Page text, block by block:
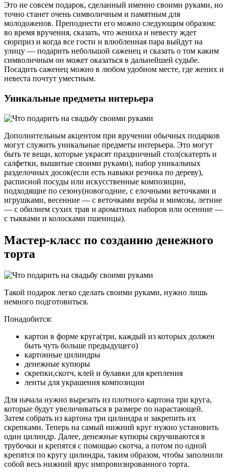
Это не совсем подарок, сделанный именно своими руками, но
точно станет очень символичным и памятным для
молодоженов. Преподнести его можно следующим образом:
во время вручения, сказать, что жениха и невесту ждет
сюрприз и когда все гости и влюбленная пара выйдут на
улицу — подарить небольшой саженец и сказать о том каким
символичным он может оказаться в дальнейшей судьбе.
Посадить саженец можно в любом удобном месте, где жених и
невеста почтут уместным.
Уникальные предметы интерьера
Дополнительным акцентом при вручении обычных подарков
могут служить уникальные предметы интерьера. Это могут
быть те вещи, которые украсят праздничный стол(скатерть и
салфетки, вышитые своими руками), набор уникальных
разделочных досок(если есть навыки резчика по дереву),
расписной посуды или искусственные композиции,
подходящие по сезону(новогодние, с елочными веточками и
игрушками, весенние — с веточками вербы и мимозы, летние
— с обилием сухих трав и ароматных наборов или осенние —
с тыквами и колосками пшеницы).
Мастер-класс по созданию денежного
торта
Такой подарок легко сделать своими руками, нужно лишь
немного подготовиться.
Понадобится:
картон в форме круга(три, каждый из которых должен
быть чуть больше предыдущего)
картонные цилиндры
денежные купюры
скрепки,скотч, клей и булавки для крепления
ленты для украшения композиции
Для начала нужно вырезать из плотного картона три круга,
которые будут увеличиваться в размере по нарастающей.
Затем собрать из картона три цилиндра и закрепить их
скрепками. Теперь на самый нижний круг нужно установить
один цилиндр. Далее, денежные купюры скручиваются в
трубочки и крепятся с помощью скотча, а потом по одной
крепятся по кругу цилиндра, таким образом, чтобы заполнили
собой весь нижний ярус импровизированного торта.